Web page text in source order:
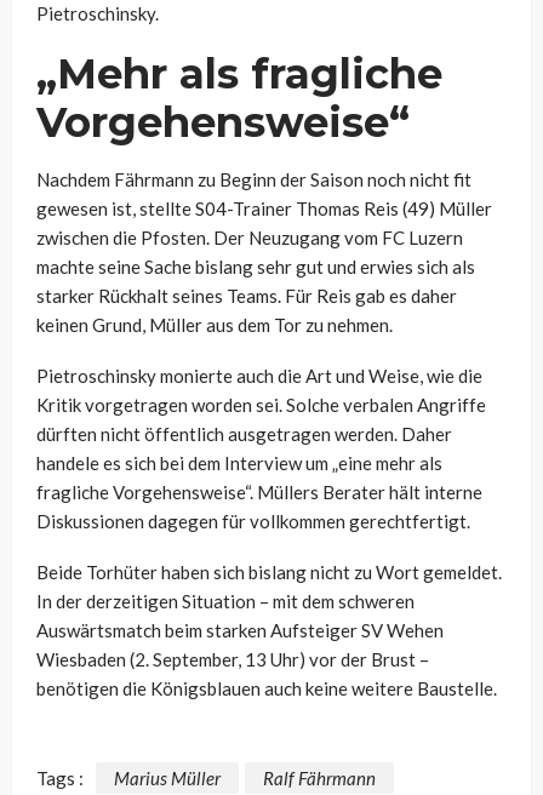
Pietroschinsky.
„Mehr als fragliche
Vorgehensweise“
Nachdem Fährmann zu Beginn der Saison noch nicht fit
gewesen ist, stellte S04-Trainer Thomas Reis (49) Müller
zwischen die Pfosten. Der Neuzugang vom FC Luzern
machte seine Sache bislang sehr gut und erwies sich als
starker Rückhalt seines Teams. Für Reis gab es daher
keinen Grund, Müller aus dem Tor zu nehmen.
Pietroschinsky monierte auch die Art und Weise, wie die
Kritik vorgetragen worden sei. Solche verbalen Angriffe
dürften nicht öffentlich ausgetragen werden. Daher
handele es sich bei dem Interview um „eine mehr als
fragliche Vorgehensweise“. Müllers Berater hält interne
Diskussionen dagegen für vollkommen gerechtfertigt.
Beide Torhüter haben sich bislang nicht zu Wort gemeldet.
In der derzeitigen Situation – mit dem schweren
Auswärtsmatch beim starken Aufsteiger SV Wehen
Wiesbaden (2. September, 13 Uhr) vor der Brust –
benötigen die Königsblauen auch keine weitere Baustelle.
Tags : Marius Müller Ralf Fährmann